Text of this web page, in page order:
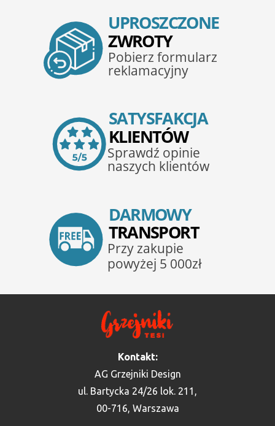
Kontakt:
AG Grzejniki Design
ul. Bartycka 24/26 lok. 211,
00-716, Warszawa